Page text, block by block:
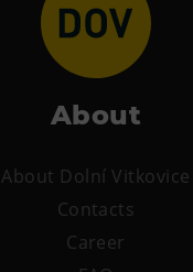
About
About Dolní Vitkovice
Contacts
Career